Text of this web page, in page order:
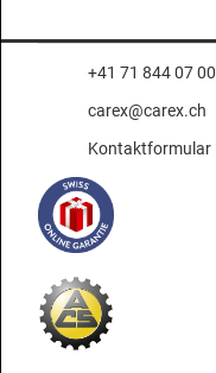
+41 71 844 07 00
carex@carex.ch
Kontaktformular